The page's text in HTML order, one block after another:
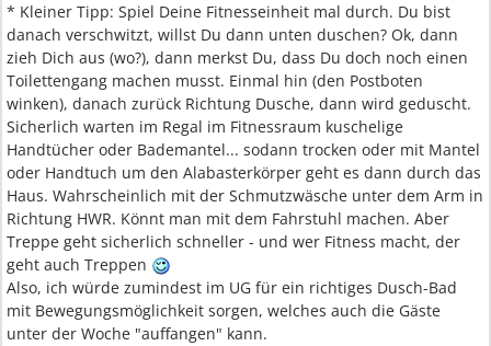
* Kleiner Tipp: Spiel Deine Fitnesseinheit mal durch. Du bist
danach verschwitzt, willst Du dann unten duschen? Ok, dann
zieh Dich aus (wo?), dann merkst Du, dass Du doch noch einen
Toilettengang machen musst. Einmal hin (den Postboten
winken), danach zurück Richtung Dusche, dann wird geduscht.
Sicherlich warten im Regal im Fitnessraum kuschelige
Handtücher oder Bademantel... sodann trocken oder mit Mantel
oder Handtuch um den Alabasterkörper geht es dann durch das
Haus. Wahrscheinlich mit der Schmutzwäsche unter dem Arm in
Richtung HWR. Könnt man mit dem Fahrstuhl machen. Aber
Treppe geht sicherlich schneller - und wer Fitness macht, der
geht auch Treppen
Also, ich würde zumindest im UG für ein richtiges Dusch-Bad
mit Bewegungsmöglichkeit sorgen, welches auch die Gäste
unter der Woche "auffangen" kann.